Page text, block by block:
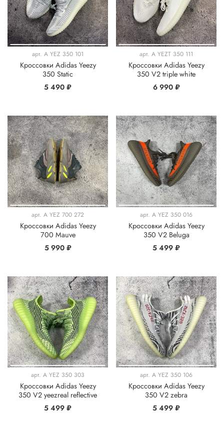
арт. A YEZ 350 101
Кроссовки Adidas Yeezy
350 Static
5 490 ₽
арт. A YEZT 350 111
Кроссовки Adidas Yeezy
350 V2 triple white
6 990 ₽
арт. A YEZ 700 272
Кроссовки Adidas Yeezy
700 Mauve
5 990 ₽
арт. A YEZ 350 016
Кроссовки Adidas Yeezy
350 V2 Beluga
5 499 ₽
арт. A YEZ 350 303
Кроссовки Adidas Yeezy
350 V2 yeezreal reflective
5 499 ₽
арт. A YEZ 350 106
Кроссовки Adidas Yeezy
350 V2 zebra
5 499 ₽